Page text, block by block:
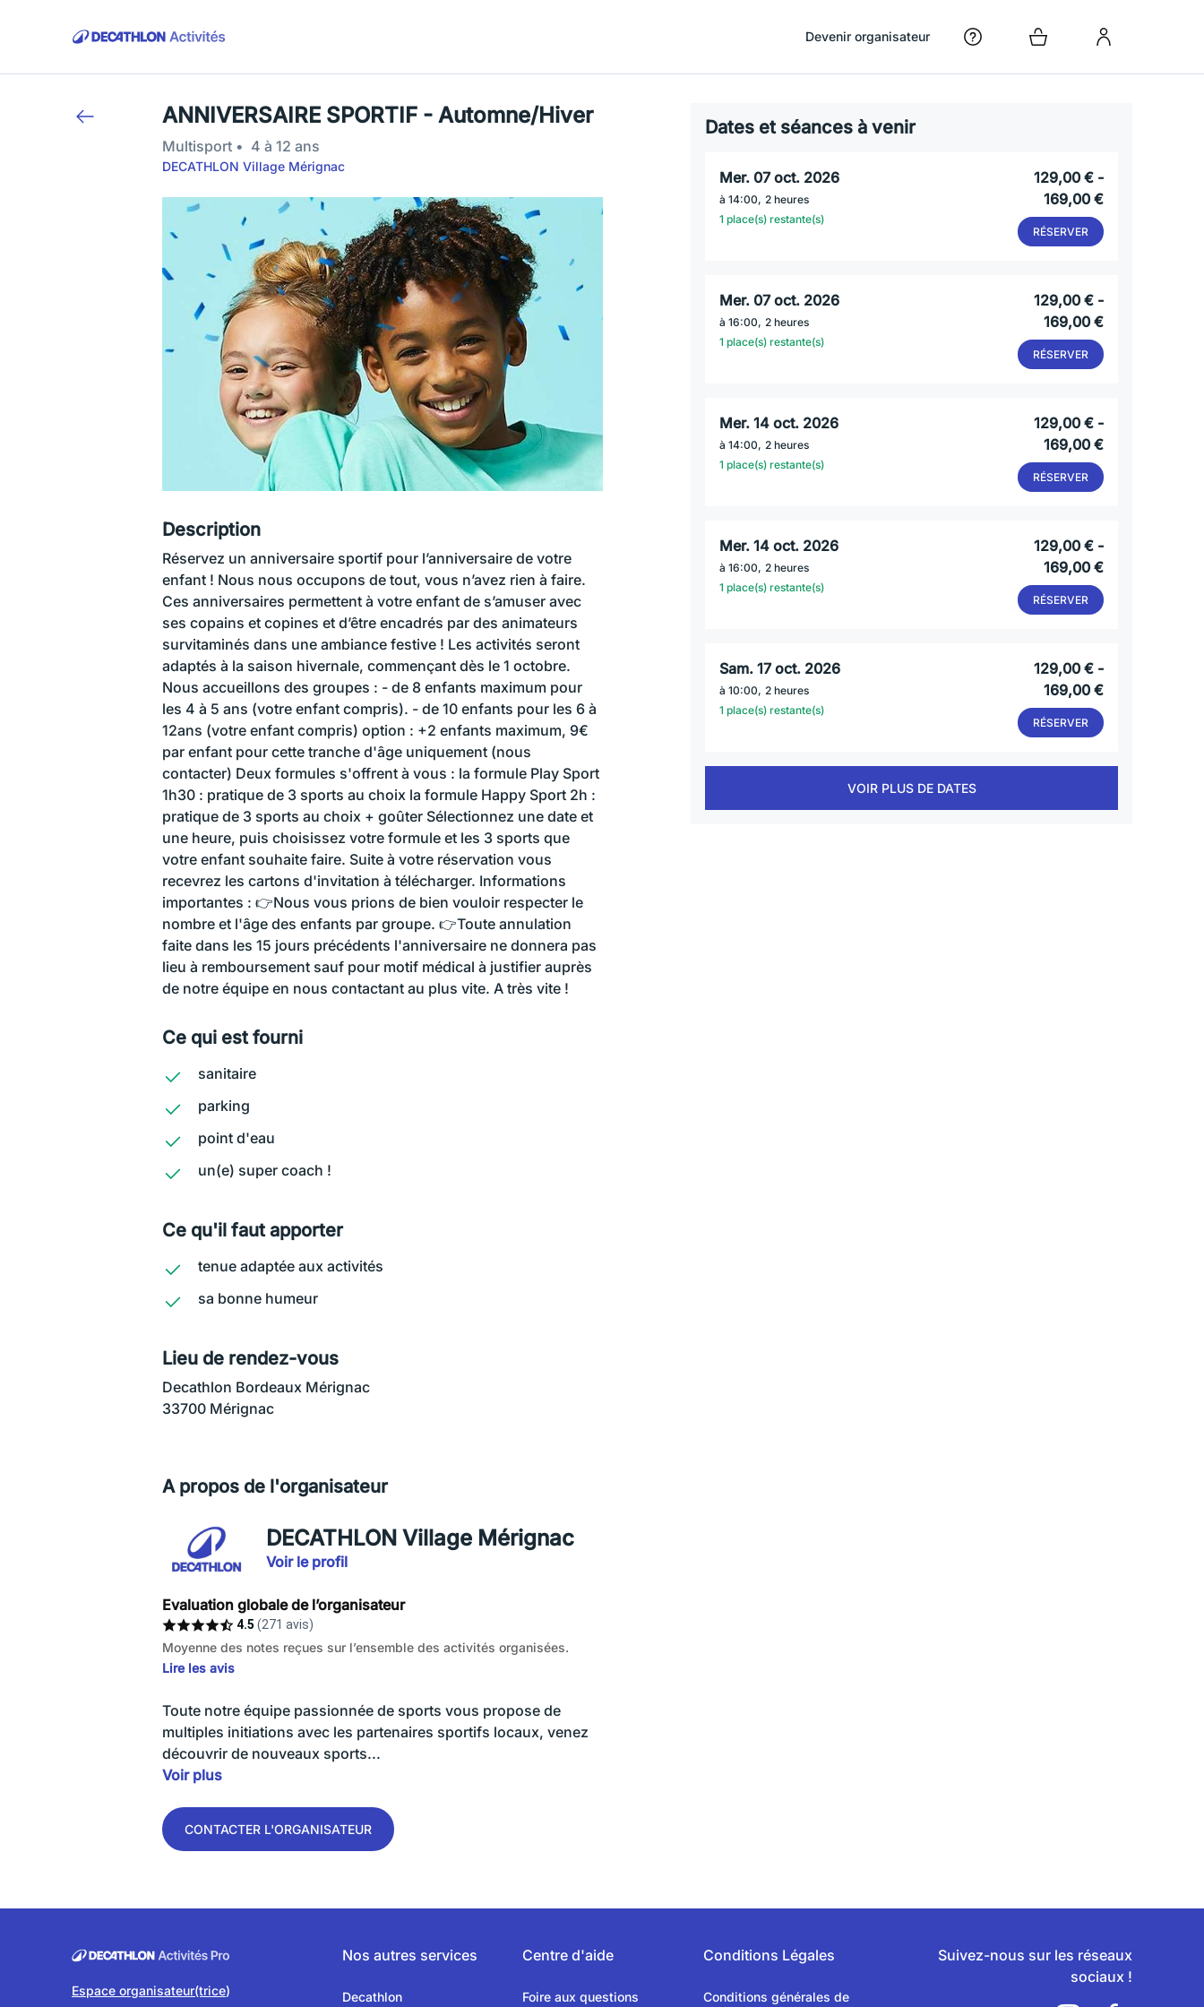
Devenir organisateur
ANNIVERSAIRE SPORTIF - Automne/Hiver
Multisport 4 à 12 ans
DECATHLON Village Mérignac
Description
Réservez un anniversaire sportif pour l’anniversaire de votre
enfant ! Nous nous occupons de tout, vous n’avez rien à faire.
Ces anniversaires permettent à votre enfant de s’amuser avec
ses copains et copines et d’être encadrés par des animateurs
survitaminés dans une ambiance festive ! Les activités seront
adaptés à la saison hivernale, commençant dès le 1 octobre.
Nous accueillons des groupes : - de 8 enfants maximum pour
les 4 à 5 ans (votre enfant compris). - de 10 enfants pour les 6 à
12ans (votre enfant compris) option : +2 enfants maximum, 9€
par enfant pour cette tranche d'âge uniquement (nous
contacter) Deux formules s'offrent à vous : la formule Play Sport
1h30 : pratique de 3 sports au choix la formule Happy Sport 2h :
pratique de 3 sports au choix + goûter Sélectionnez une date et
une heure, puis choisissez votre formule et les 3 sports que
votre enfant souhaite faire. Suite à votre réservation vous
recevrez les cartons d'invitation à télécharger. Informations
importantes : 👉Nous vous prions de bien vouloir respecter le
nombre et l'âge des enfants par groupe. 👉Toute annulation
faite dans les 15 jours précédents l'anniversaire ne donnera pas
lieu à remboursement sauf pour motif médical à justifier auprès
de notre équipe en nous contactant au plus vite. A très vite !
Dates et séances à venir
mer. 07 oct. 2026
à14:00, 2 heures
1 place(s) restante(s)
129,00 € -
169,00 €
RÉSERVER
mer. 07 oct. 2026
à16:00, 2 heures
1 place(s) restante(s)
129,00 € -
169,00 €
RÉSERVER
mer. 14 oct. 2026
à14:00, 2 heures
1 place(s) restante(s)
129,00 € -
169,00 €
RÉSERVER
mer. 14 oct. 2026
à16:00, 2 heures
1 place(s) restante(s)
129,00 € -
169,00 €
RÉSERVER
sam. 17 oct. 2026
à10:00, 2 heures
1 place(s) restante(s)
129,00 € -
169,00 €
RÉSERVER
VOIR PLUS DE DATES
Ce qui est fourni
sanitaire
parking
point d'eau
un(e) super coach !
Ce qu'il faut apporter
tenue adaptée aux activités
sa bonne humeur
Lieu de rendez-vous
Decathlon Bordeaux Mérignac
33700 Mérignac
A propos de l'organisateur
DECATHLON Village Mérignac
Voir le profil
Evaluation globale de l’organisateur
4.5 (271 avis)
Moyenne des notes reçues sur l’ensemble des activités organisées.
Lire les avis
Toute notre équipe passionnée de sports vous propose de
multiples initiations avec les partenaires sportifs locaux, venez
découvrir de nouveaux sports...
Voir plus
CONTACTER L'ORGANISATEUR
Espace organisateur(trice)
Nos autres services
Decathlon
Centre d'aide
Foire aux questions
Conditions Légales
Conditions générales de
Suivez-nous sur les réseaux
sociaux !